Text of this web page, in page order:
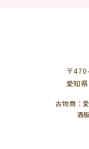
〒
愛知
古物商：
酒